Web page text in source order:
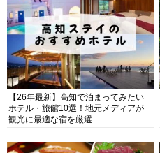
【26年最新】高知で泊まってみたい
ホテル・旅館10選！地元メディアが
観光に最適な宿を厳選